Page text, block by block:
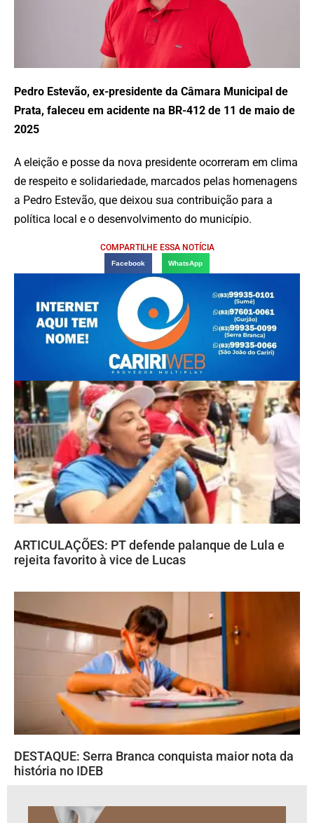
Pedro Estevão, ex-presidente da Câmara Municipal de
Prata, faleceu em acidente na BR-412 de 11 de maio de
2025
A eleição e posse da nova presidente ocorreram em clima
de respeito e solidariedade, marcados pelas homenagens
a Pedro Estevão, que deixou sua contribuição para a
política local e o desenvolvimento do município.
COMPARTILHE ESSA NOTÍCIA
Facebook WhatsApp
ARTICULAÇÕES: PT defende palanque de Lula e
rejeita favorito à vice de Lucas
DESTAQUE: Serra Branca conquista maior nota da
história no IDEB